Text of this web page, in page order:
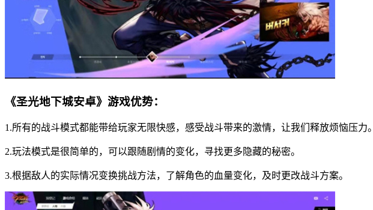
《圣光地下城安卓》游戏优势：
1.所有的战斗模式都能带给玩家无限快感，感受战斗带来的激情，让我们释放烦恼压力。
2.玩法模式是很简单的，可以跟随剧情的变化，寻找更多隐藏的秘密。
3.根据敌人的实际情况变换挑战方法，了解角色的血量变化，及时更改战斗方案。